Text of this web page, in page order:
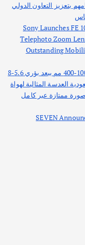
بتعزيز التعاون الدولي
Sony Launches FE
Telephoto Zoom
Outstanding
سوني تطلق عدسة FE فائقة التقريب مقاس 100-400 مم ببعد بؤري 5.6-8
العدسة المثالية لهواة
ممتازة عبر كامل
SEVEN